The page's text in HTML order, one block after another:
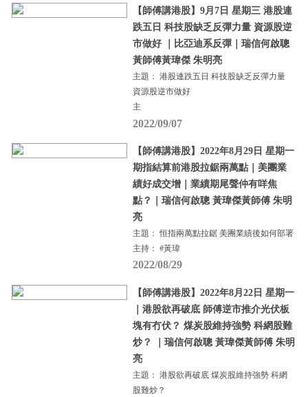
【師傅講港股】9月7日 星期三 港股連
跌五日 科技股缺乏反彈力量 資源股逆
市做好 ｜比亞迪系反彈｜瑞信何啟聰
黃師傅黃瑋傑 朱明亮
主題： 港股連跌五日 科技股缺乏反彈力量
資源股逆市做好
主
2022/09/07
【師傅講港股】2022年8月29日 星期一
期指結算前港股拉鋸兩萬點｜美團業
績好成交增｜業績期尾聲仲有咩焦
點？｜瑞信何啟聰 黃瑋傑黃師傅 朱明
亮
主題： 恒指兩萬點拉鋸 美團業績後如何部署
主持： #黃瑋
2022/08/29
【師傅講港股】2022年8月22日 星期一
｜港股欲再破底 師傅逆市推介光伏板
塊有冇伏？ 煤炭股維持強勢 科網股難
炒？ ｜瑞信何啟聰 黃瑋傑黃師傅 朱明
亮
主題： 港股欲再破底 煤炭股維持強勢 科網
股難炒？